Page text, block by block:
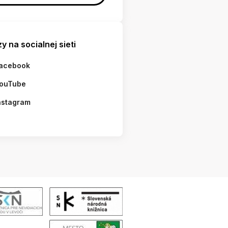
na socialnej sieti